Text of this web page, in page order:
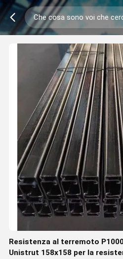
Resistenza al terremoto
Unistrut 158x158 per la